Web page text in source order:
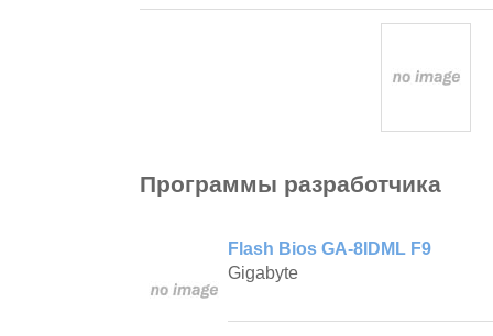
Программы разработчика
Flash Bios GA-8IDML F9
Gigabyte